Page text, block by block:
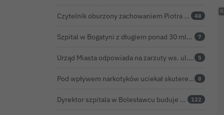
Czytelnik oburzony zachowaniem Piotra Romana na rocznicy prezydentury Karola Nawrockiego. Obejrzeliśmy nagranie 48
Szpital w Bogatyni z długiem ponad 30 mln zł. Ratunkiem ma być połączenie z Bolesławcem 7
Urząd Miasta odpowiada na zarzuty ws. ul. Sokolej. „Droga spełnia wszystkie normy” 5
Pod wpływem narkotyków uciekał skuterem. Pościg zakończył w polu kukurydzy 8
Dyrektor szpitala w Bolesławcu buduje medyczne imperium. „Gazeta Wyborcza” opisuje jego działalność w całej Polsce 122